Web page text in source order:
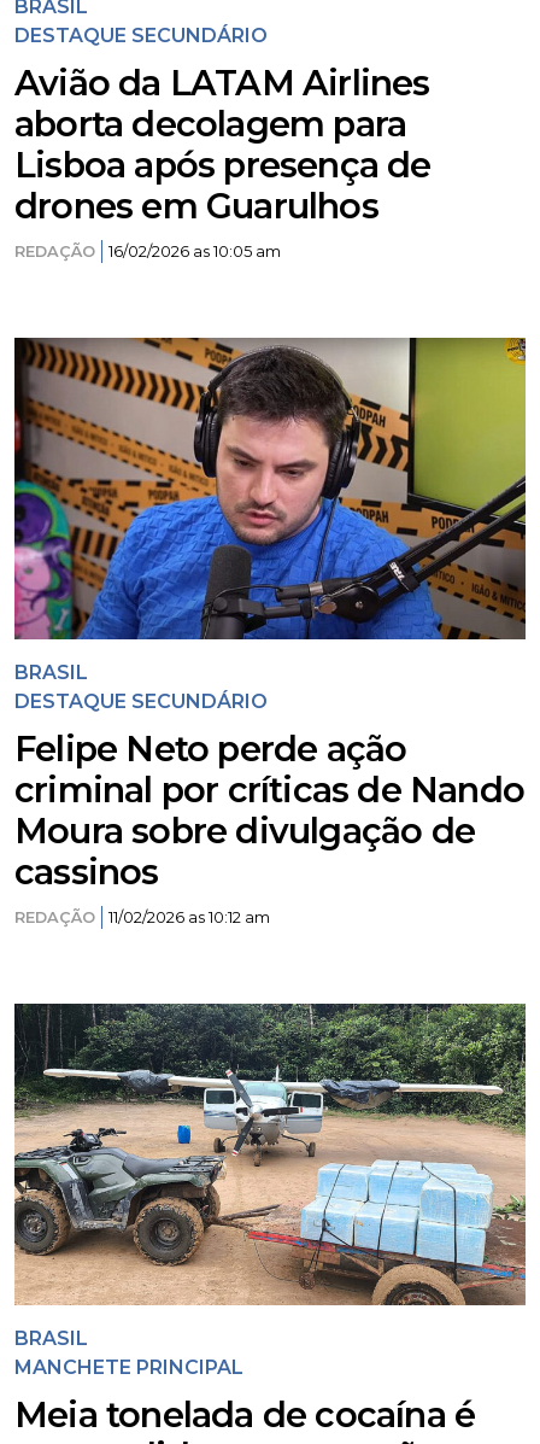
BRASIL
DESTAQUE SECUNDÁRIO
Avião da LATAM Airlines
aborta decolagem para
Lisboa após presença de
drones em Guarulhos
REDAÇÃO 16/02/2026 as 10:05 am
BRASIL
DESTAQUE SECUNDÁRIO
Felipe Neto perde ação
criminal por críticas de Nando
Moura sobre divulgação de
cassinos
REDAÇÃO 11/02/2026 as 10:12 am
BRASIL
MANCHETE PRINCIPAL
Meia tonelada de cocaína é